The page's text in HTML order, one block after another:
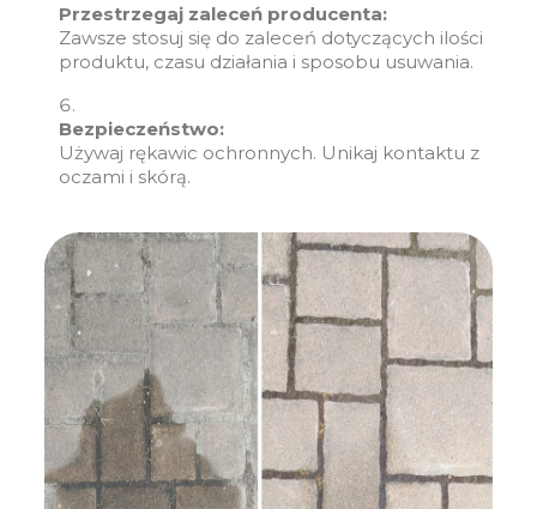
Przestrzegaj zaleceń producenta:
Zawsze stosuj się do zaleceń dotyczących ilości
produktu, czasu działania i sposobu usuwania.
Bezpieczeństwo:
Używaj rękawic ochronnych. Unikaj kontaktu z
oczami i skórą.